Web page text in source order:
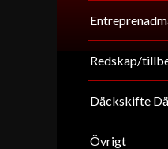
Redskap/
Däckskifte
Övrigt